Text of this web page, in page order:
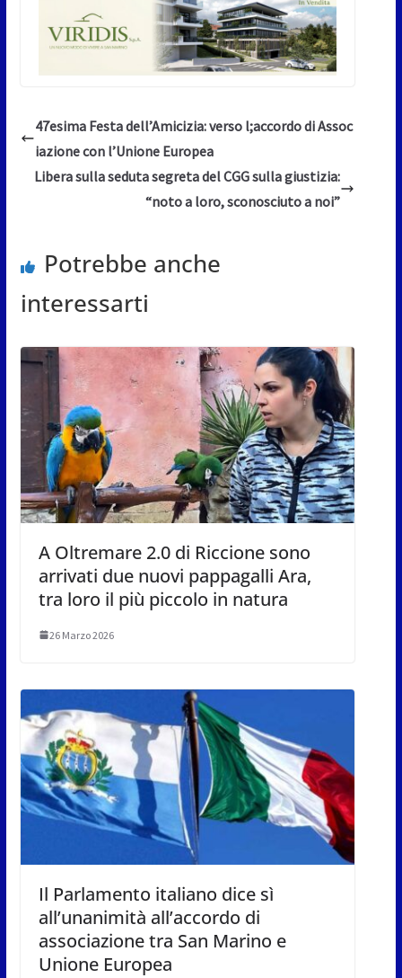
47esima Festa dell’Amicizia: verso l;accordo di Assoc
iazione con l’Unione Europea
Libera sulla seduta segreta del CGG sulla giustizia:
“noto a loro, sconosciuto a noi”
Potrebbe anche
interessarti
A Oltremare 2.0 di Riccione sono
arrivati due nuovi pappagalli Ara,
tra loro il più piccolo in natura
26 Marzo 2026
Il Parlamento italiano dice sì
all’unanimità all’accordo di
associazione tra San Marino e
Unione Europea